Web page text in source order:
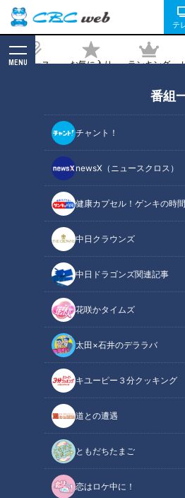
テ
ニュース お気に入り ランキング
MENU
番組
チャント！
newsX（ニュースクロス）
健康カプセル！ゲンキの時間
中日クラウンズ
中日ドラゴンズ関連記事
花咲かタイムズ
太田×石井のデララバ
キユーピー３分クッキング
道との遭遇
ともだちたまご
恋はロケ中に！
ランドオープン！有名店
『COLORS.366』とは
記事に戻
CBCテレビ『花咲かタイムズ』うなずキン
この記事の画像（全6枚）